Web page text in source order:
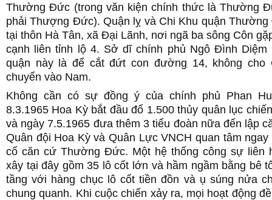
Thường Đức (trong văn kiện chính thức là Thường
phải Thượng Đức). Quận lỵ và Chi Khu quận
tại thôn Hà Tân, xã Đại Lãnh, nơi ngã ba sông Côn
cạnh liên tỉnh lộ 4. Sở dĩ chính phủ Ngô Đình Diệm
quận này là để cắt đứt con đường 14, không cho
chuyển vào Nam.
Không cần có sự đồng ý của chính phủ Phan
8.3.1965 Hoa Kỳ bắt đầu đổ 1.500 thủy quân lục
và ngày 7.5.1965 đưa thêm 3 tiểu đoàn nữa đến lập
Quân đội Hoa Kỳ và Quân Lực VNCH quan tâm ngay
cố căn cứ Thường Đức. Một hệ thống công sự liên
xây tại đây gồm 35 lô cốt lớn và hầm ngầm bằng bê
tầng với hàng chục lô cốt tiền đồn và ụ súng nửa
chung quanh. Khi cuộc chiến xảy ra, mọi hoạt động